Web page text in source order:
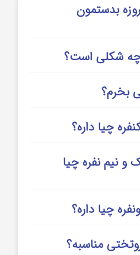
بدستمون
چه شکلی است؟
بخرم؟
چیا داره؟
نیم نفره چیا
چیا داره؟
مناسبه؟